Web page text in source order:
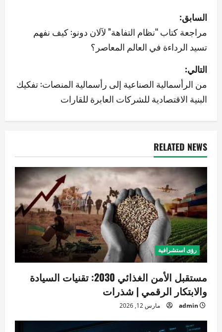
ت
ص
فّ
ح
ا
ل
ق
ا
ل
ا
ت
السابق:
مراجعة كتاب “نظام التفاهة” لآلان دونو: كيف نفهم
تسيد الرداءة في العالم المعاصر؟
التالي:
من الرأسمالية الصناعية إلى رأسمالية المنصات: تفكيك
البنية الاقتصادية للشركات العابرة للقارات
RELATED NEWS
رؤى استشرافية
مستقبل الأمن الغذائي 2030: تقنيات السيادة
والابتكار الرقمي | شذرات
admin مارس 12, 2026